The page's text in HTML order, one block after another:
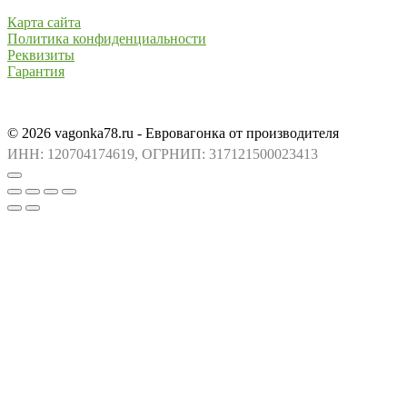
Карта сайта
Политика конфиденциальности
Реквизиты
Гарантия
© 2026 vagonka78.ru - Евровагонка от производителя
ИНН: 120704174619, ОГРНИП: 317121500023413